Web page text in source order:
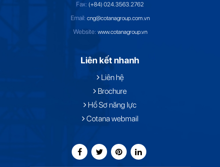
Fax: (+84) 024.3563.2762
Email: cng@cotanagroup.com.vn
Website: www.cotanagroup.vn
Liên kết nhanh
Liên hệ
Brochure
Hồ Sơ năng lực
Cotana webmail